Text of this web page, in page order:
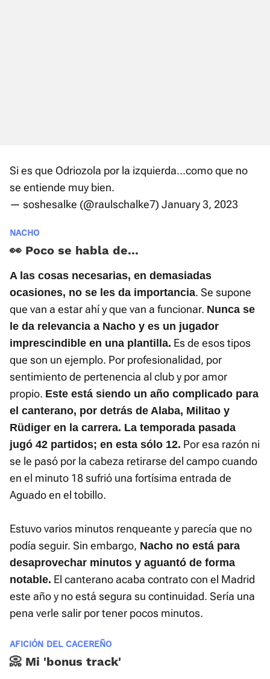
Si es que Odriozola por la izquierda...como que no
se entiende muy bien.
— soshesalke (@raulschalke7) January 3, 2023
NACHO
👀 Poco se habla de...
A las cosas necesarias, en demasiadas
ocasiones, no se les da importancia. Se supone
que van a estar ahí y que van a funcionar. Nunca se
le da relevancia a Nacho y es un jugador
imprescindible en una plantilla. Es de esos tipos
que son un ejemplo. Por profesionalidad, por
sentimiento de pertenencia al club y por amor
propio. Este está siendo un año complicado para
el canterano, por detrás de Alaba, Militao y
Rüdiger en la carrera. La temporada pasada
jugó 42 partidos; en esta sólo 12. Por esa razón ni
se le pasó por la cabeza retirarse del campo cuando
en el minuto 18 sufrió una fortísima entrada de
Aguado en el tobillo.
Estuvo varios minutos renqueante y parecía que no
podía seguir. Sin embargo, Nacho no está para
desaprovechar minutos y aguantó de forma
notable. El canterano acaba contrato con el Madrid
este año y no está segura su continuidad. Sería una
pena verle salir por tener pocos minutos.
AFICIÓN DEL CACEREÑO
📀 Mi 'bonus track'